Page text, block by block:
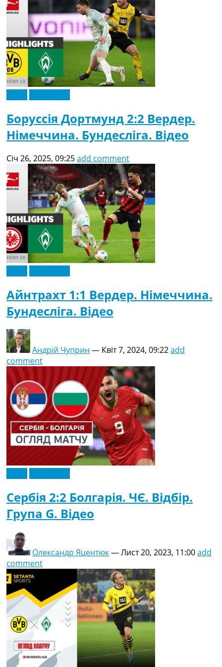
Боруссія Дортмунд 2:2 Вердер.
Німеччина. Бундесліга. Відео
Січ 26, 2025, 09:25add comment
Айнтрахт 1:1 Вердер. Німеччина.
Бундесліга. Відео
Андрій Чуприн — Квіт 7, 2024, 09:22add
comment
Сербія 2:2 Болгарія. ЧЄ. Відбір.
Група G. Відео
Олександр Яцентюк—Лист 20, 2023, 11:00add
comment